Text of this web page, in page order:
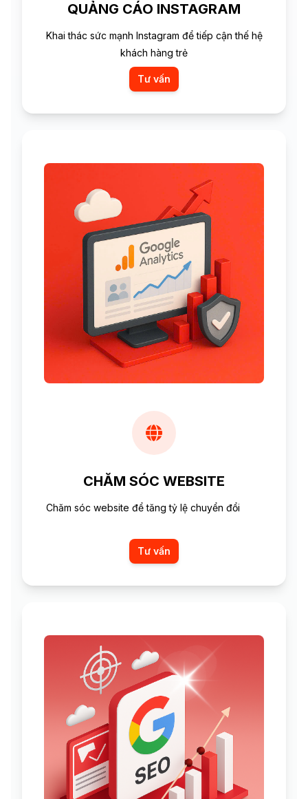
QUẢNG CÁO INSTAGRAM
Khai thác sức mạnh Instagram để tiếp cận thế hệ
khách hàng trẻ
Tư vấn
CHĂM SÓC WEBSITE
Chăm sóc website để tăng tỷ lệ chuyển đổi
Tư vấn